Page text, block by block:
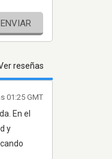
ENVIAR
reseñas
En el
y
01:25 GMT